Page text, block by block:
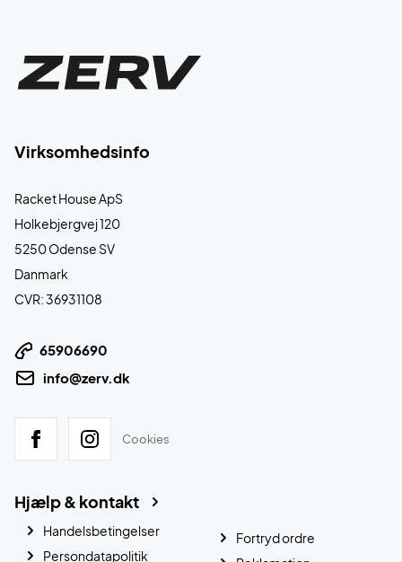
Virksomhedsinfo
Racket House ApS
Holkebjergvej 120
5250 Odense SV
Danmark
CVR: 36931108
65906690
info@zerv.dk
Cookies
Hjælp & kontakt
Handelsbetingelser
Persondatapolitik
Fortryd ordre